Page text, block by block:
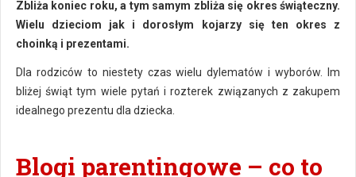
Zbliża koniec roku, a tym samym zbliża się okres świąteczny.
Wielu dzieciom jak i dorosłym kojarzy się ten okres z
choinką i prezentami.
Dla rodziców to niestety czas wielu dylematów i wyborów. Im
bliżej świąt tym wiele pytań i rozterek związanych z zakupem
idealnego prezentu dla dziecka.
Blogi parentingowe – co to